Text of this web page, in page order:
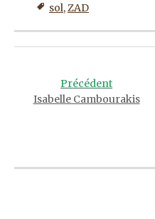
sol,ZAD
navigationPrécédent
Isabelle Cambourakis